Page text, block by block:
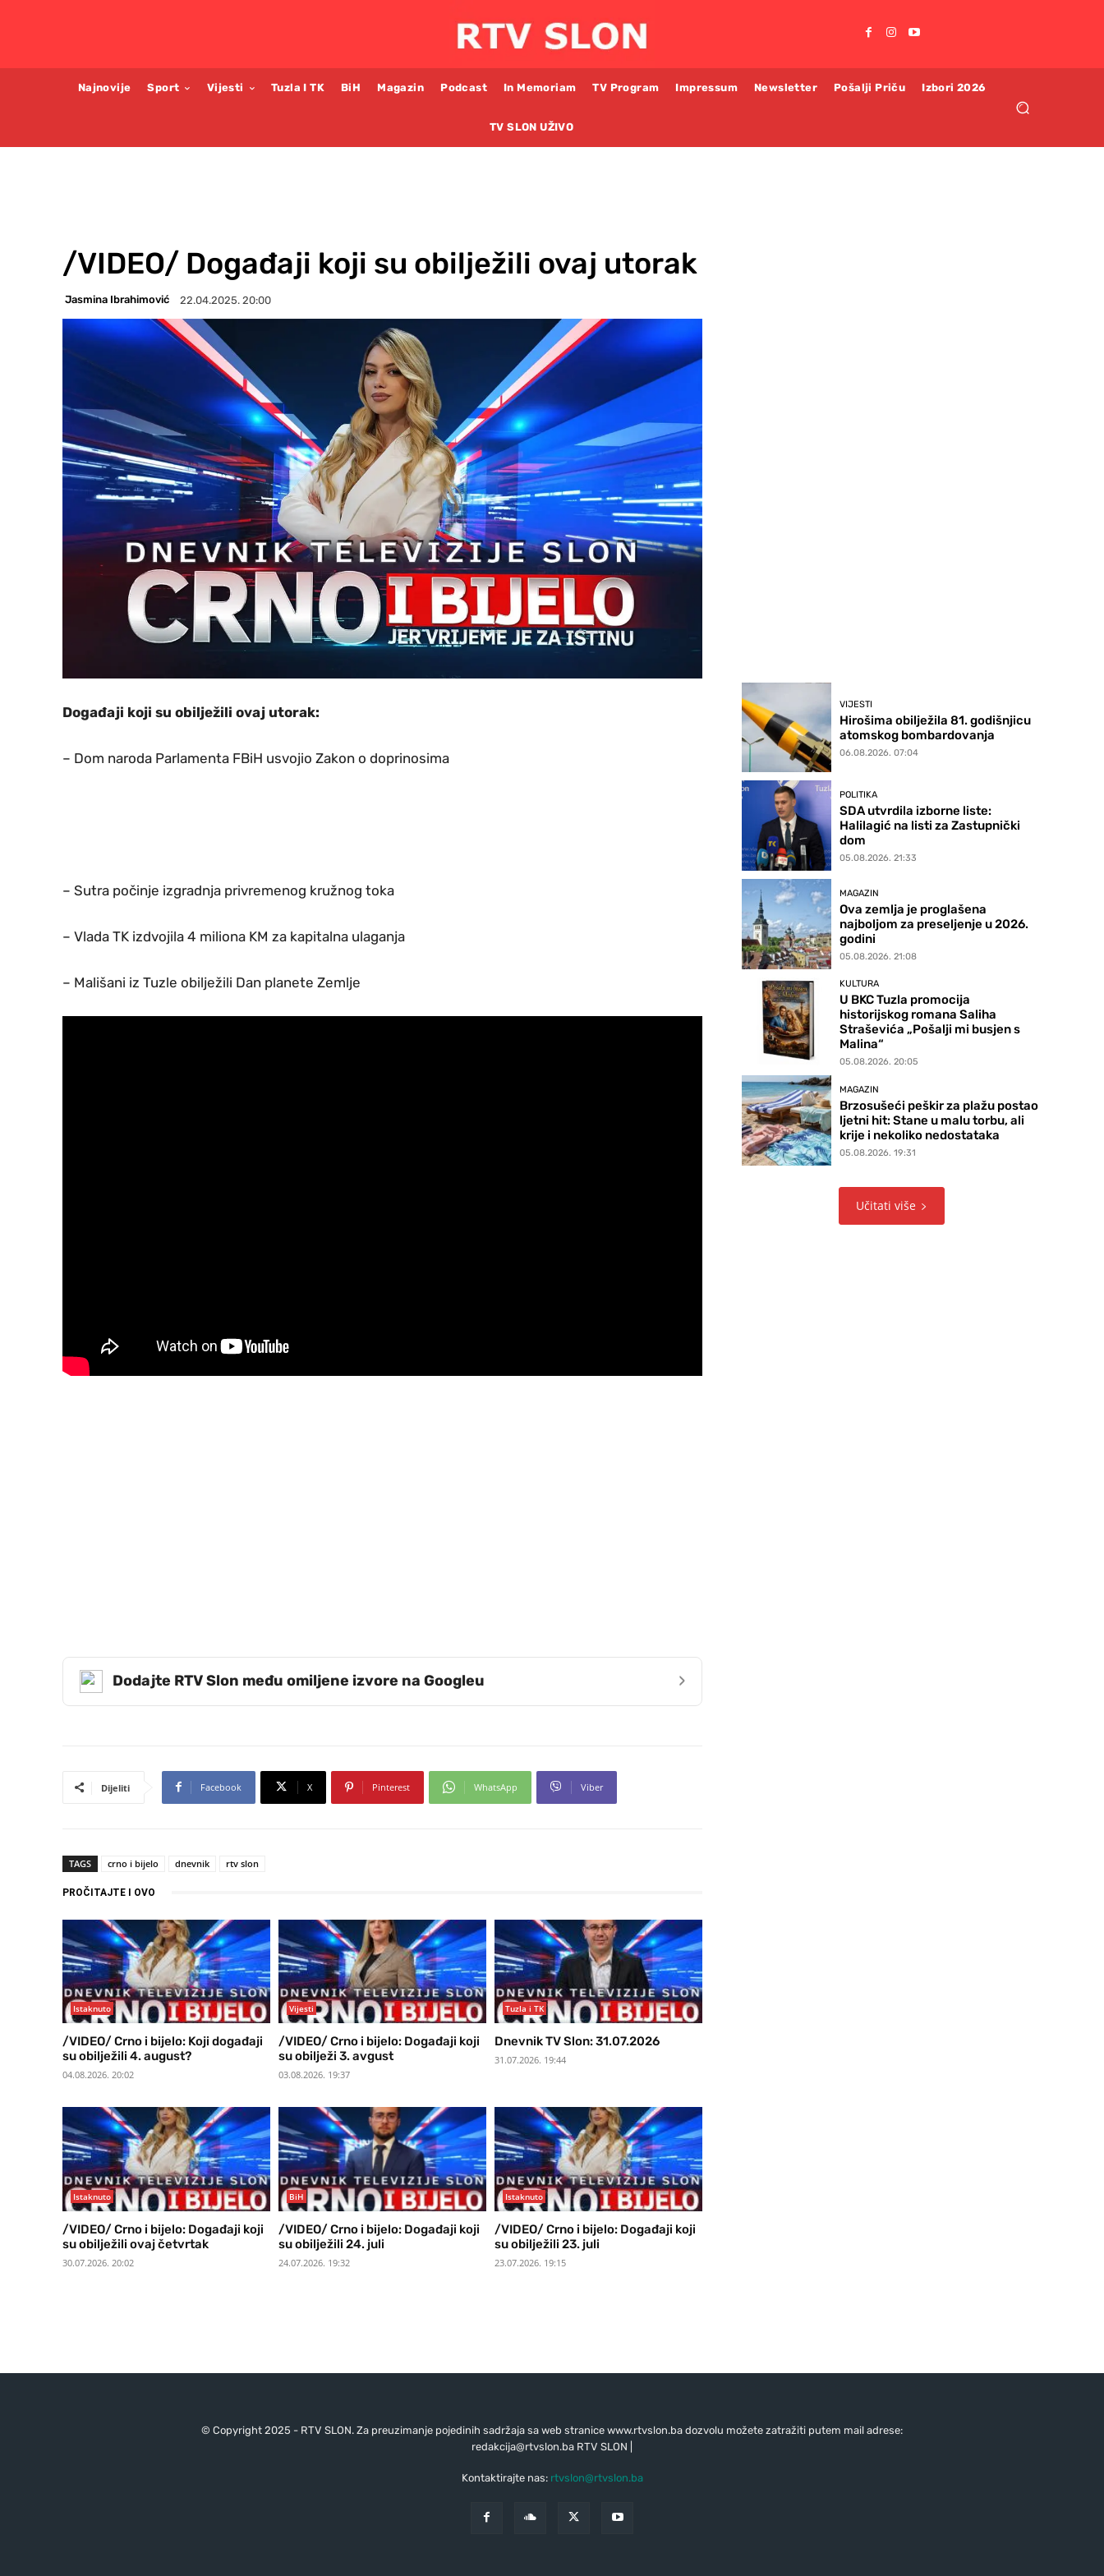
Najnovije Sport Vijesti Tuzla I TK BiH Magazin Podcast In Memoriam TV Program Impressum Newsletter Pošalji Priču Izbori 2026
TV SLON UŽIVO
/VIDEO/ Događaji koji su obilježili ovaj utorak
Jasmina Ibrahimović 22.04.2025. 20:00
Događaji koji su obilježili ovaj utorak:
– Dom naroda Parlamenta FBiH usvojio Zakon o doprinosima
– Sutra počinje izgradnja privremenog kružnog toka
– Vlada TK izdvojila 4 miliona KM za kapitalna ulaganja
– Mališani iz Tuzle obilježili Dan planete Zemlje
Dodajte RTV Slon među omiljene izvore na Googleu ›
Dijeliti Facebook X Pinterest WhatsApp Viber
TAGS crno i bijelo dnevnik rtv slon
PROČITAJTE I OVO
Istaknuto
/VIDEO/ Crno i bijelo: Koji događaji
su obilježili 4. august?
04.08.2026. 20:02
Vijesti
/VIDEO/ Crno i bijelo: Događaji koji
su obilježi 3. avgust
03.08.2026. 19:37
Tuzla i TK
Dnevnik TV Slon: 31.07.2026
31.07.2026. 19:44
Istaknuto
/VIDEO/ Crno i bijelo: Događaji koji
su obilježili ovaj četvrtak
30.07.2026. 20:02
BiH
/VIDEO/ Crno i bijelo: Događaji koji
su obilježili 24. juli
24.07.2026. 19:32
Istaknuto
/VIDEO/ Crno i bijelo: Događaji koji
su obilježili 23. juli
23.07.2026. 19:15
VIJESTI
Hirošima obilježila 81. godišnjicu
atomskog bombardovanja
06.08.2026. 07:04
POLITIKA
SDA utvrdila izborne liste:
Halilagić na listi za Zastupnički
dom
05.08.2026. 21:33
MAGAZIN
Ova zemlja je proglašena
najboljom za preseljenje u 2026.
godini
05.08.2026. 21:08
KULTURA
U BKC Tuzla promocija
historijskog romana Saliha
Straševića „Pošalji mi busjen s
Malina“
05.08.2026. 20:05
MAGAZIN
Brzosušeći peškir za plažu postao
ljetni hit: Stane u malu torbu, ali
krije i nekoliko nedostataka
05.08.2026. 19:31
Učitati više
© Copyright 2025 - RTV SLON. Za preuzimanje pojedinih sadržaja sa web stranice www.rtvslon.ba dozvolu možete zatražiti putem mail adrese:
redakcija@rtvslon.baRTV SLON |
Kontaktirajte nas: rtvslon@rtvslon.ba